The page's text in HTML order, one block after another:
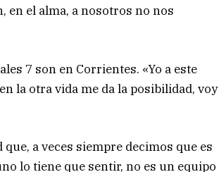
en el alma, a nosotros no nos
7 son en Corrientes. «Yo a este
la otra vida me da la posibilidad, voy
a veces siempre decimos que es
lo tiene que sentir, no es un equipo